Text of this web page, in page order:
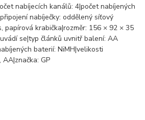
nabíjecích kanálů: 4|počet nabíjených
nabíječky: oddělený síťový
papírová krabička|rozměr: 156 × 92 × 35
se|typ článků uvnitř balení: AA
baterií: NiMH|velikosti
GP